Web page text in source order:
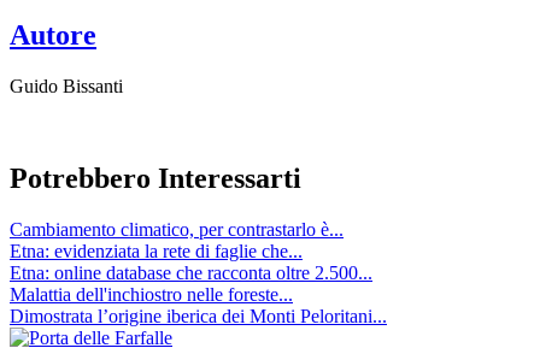
Autore
Guido Bissanti
Potrebbero Interessarti
Cambiamento climatico, per contrastarlo è...
Etna: evidenziata la rete di faglie che...
Etna: online database che racconta oltre 2.500...
Malattia dell'inchiostro nelle foreste...
Dimostrata l’origine iberica dei Monti Peloritani...